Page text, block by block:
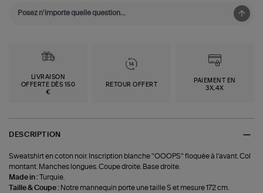
LIVRAISON
OFFERTE DÈS 150
€
RETOUR OFFERT
PAIEMENT EN
3X,4X
DESCRIPTION
Sweatshirt en coton noir. Inscription blanche "OOOPS" floquée à l'avant. Col
montant. Manches longues. Coupe droite. Base droite.
Made in :Turquie.
Taille & Coupe : Notre mannequin porte une taille S et mesure 172 cm.